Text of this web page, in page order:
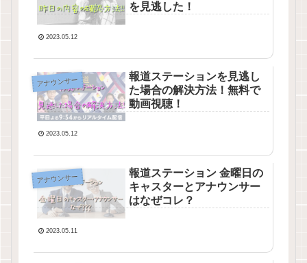
を見逃した！
2023.05.12
アナウンサー
報道ステーションを見逃し
た場合の解決方法！無料で
動画視聴！
2023.05.12
アナウンサー
報道ステーション 金曜日の
キャスターとアナウンサー
はなぜコレ？
2023.05.11